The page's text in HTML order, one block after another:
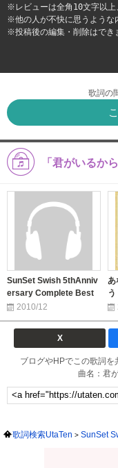
※レビューは全角10文字以上
※他の人が不快に思うような
※投稿後の編集・削除はでき
歌詞の
「君がいるか
SunSet Swish 5thAnniv
ersary Complete Best
2010/12
あ
う
X
ブログやHPでこの歌詞
曲名：君
歌詞検索UtaTen SunSet